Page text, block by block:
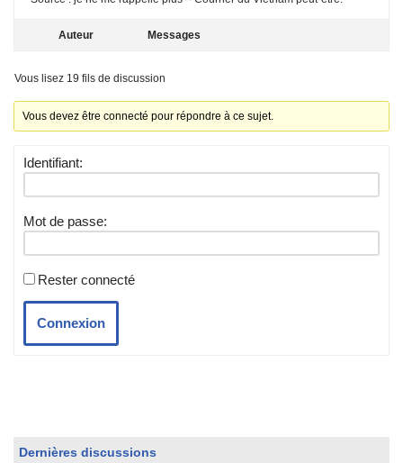
Auteur Messages
Vous lisez 19 fils de discussion
Vous devez être connecté pour répondre à ce sujet.
Identifiant:
Mot de passe:
Rester connecté
Connexion
Dernières discussions